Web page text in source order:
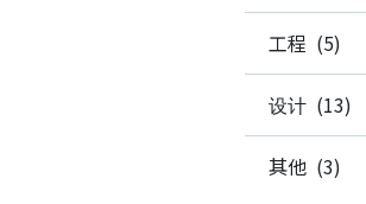
工程 (5)
设计 (13)
其他 (3)